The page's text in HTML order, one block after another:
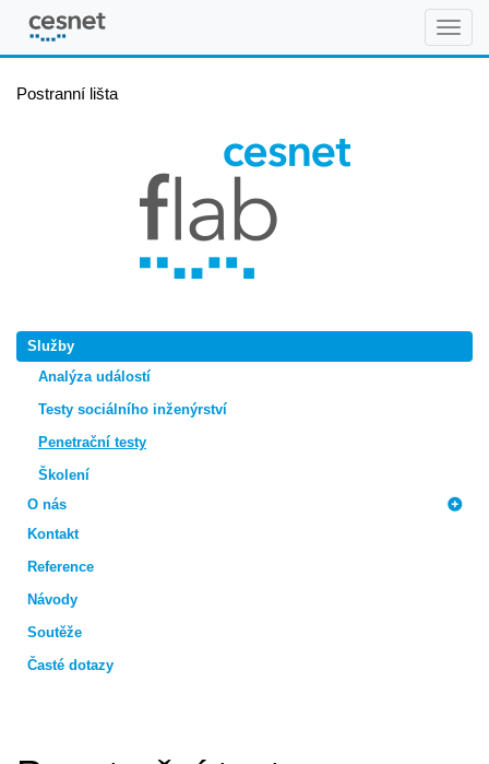
Postranní lišta
Služby
Analýza událostí
Testy sociálního inženýrství
Penetrační testy
Školení
O nás
Kontakt
Reference
Návody
Soutěže
Časté dotazy